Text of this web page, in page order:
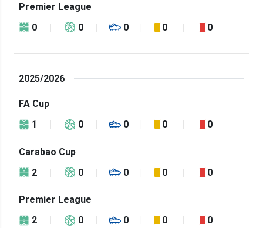
Premier League
0
0 0 0 0
2025/2026
FA Cup
1
0 0 0 0
Carabao Cup
2
0 0 0 0
Premier League
2
0 0 0 0